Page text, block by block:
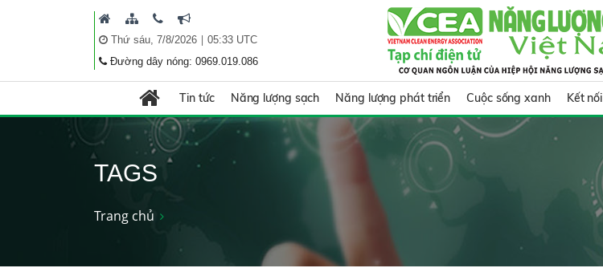
Thứ sáu, 7/8/2026| 05:33 UTC
Đường dây nóng: 0969.019.086
Tin tức Năng lượng sạch Năng lượng phát triển Cuộc sống xanh Kết nối
TAGS
Trang chủ